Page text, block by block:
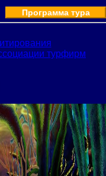
Программа тура